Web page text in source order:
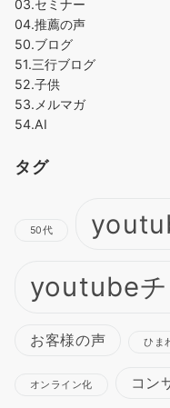
03.セミナー
04.推薦の声
50.ブログ
51.三行ブログ
52.子供
53.メルマガ
54.AI
タグ
50代
youtube
お客様の声 ひま
オンライン化 コン